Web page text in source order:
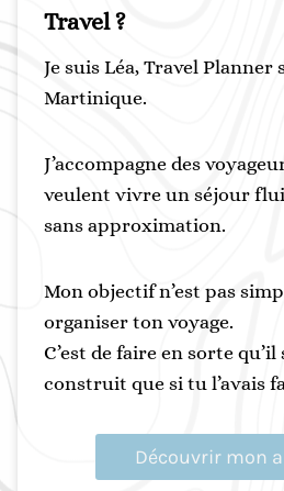
Travel ?
Je suis Léa, Travel Planner
Martinique.
J’accompagne des
veulent vivre un séjour
sans approximation.
Mon objectif n’est pas
organiser ton voyage.
C’est de faire en sorte
construit que si tu l’avais
Découvrir mon